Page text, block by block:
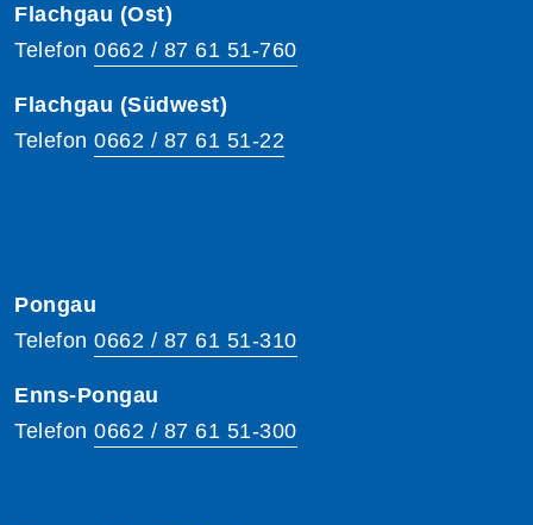
Flachgau (Ost)
Telefon 0662 / 87 61 51-760
Flachgau (Südwest)
Telefon 0662 / 87 61 51-22
Pongau
Telefon 0662 / 87 61 51-310
Enns-Pongau
Telefon 0662 / 87 61 51-300